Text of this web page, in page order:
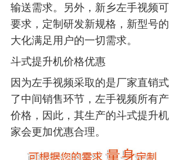
输送需求。另外，新乡左手视
要求，定制研发新规格，新型号
大化满足用户的一切需求。
斗式提升机价格优惠
因为左手视频采取的是厂家直销式
了中间销售环节，左手视频所有
价格，因此，其生产的斗式提
家会更加优惠合理。